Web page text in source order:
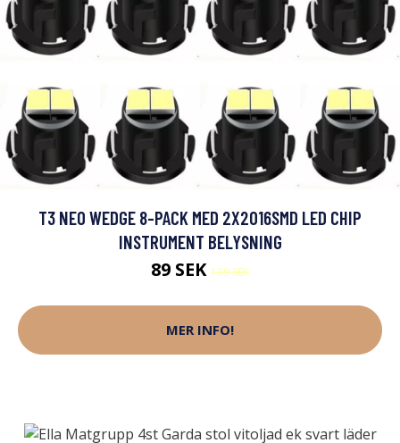
T3 NEO WEDGE 8-PACK MED 2X2016SMD LED CHIP
INSTRUMENT BELYSNING
89 SEK 139 SEK
MER INFO!